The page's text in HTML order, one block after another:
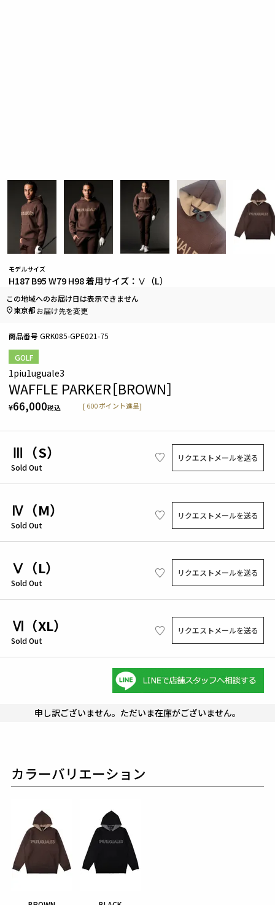
GOLF
モデルサイズ
H187 B95 W79 H98 着用サイズ：Ⅴ（L）
1piu1uguale3
WAFFLE PARKER［BROWN］
¥66,000税込 [ 600 ポイント進呈]
商品番号 GRK085-GPE021-75
この地域へのお届け日は表示できません
東京都お届け先を変更
Ⅲ（S）
Sold Out
リクエストメールを送る
Ⅳ（M）
Sold Out
リクエストメールを送る
Ⅴ（L）
Sold Out
リクエストメールを送る
Ⅵ（XL）
Sold Out
リクエストメールを送る
申し訳ございません。ただいま在庫がございません。
カラーバリエーション